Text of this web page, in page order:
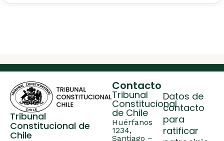
Tribunal
Constitucional de
Chile
Contacto
Tribunal
Constitucional
de Chile
Huérfanos
1234,
Santiago –
Datos de
contacto
para
ratificar